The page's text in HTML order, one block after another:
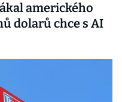
amerického
dolarů chce s AI